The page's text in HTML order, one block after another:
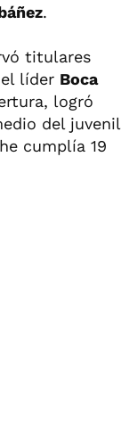
.
titulares
líder Boca
logró
del juvenil
cumplía 19